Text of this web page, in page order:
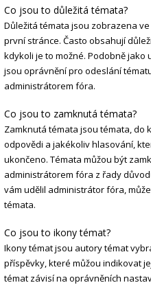
Co jsou to důležitá témata?
Důležitá témata jsou zobrazena
první stránce. Často obsahují
kdykoli je to možné. Podobně
jsou oprávnění pro odeslání
administrátorem fóra.
Co jsou to zamknutá témata?
Zamknutá témata jsou témata, do
odpovědi a jakékoliv hlasování,
ukončeno. Témata můžou být
administrátorem fóra z řady
vám udělil administrátor fóra,
témata.
Co jsou to ikony témat?
Ikony témat jsou autory témat
příspěvky, které můžou indikovat
témat závisí na oprávněních